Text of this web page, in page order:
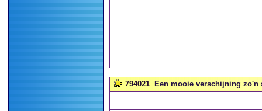
794021 Een mooie verschijning zo'n